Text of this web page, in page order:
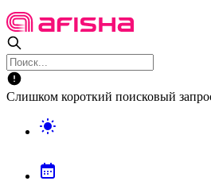
Слишком короткий поисковый